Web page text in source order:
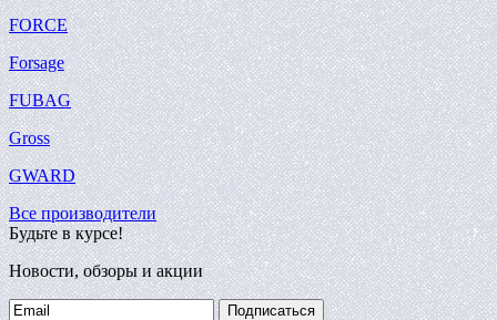
FORCE
Forsage
FUBAG
Gross
GWARD
Все производители
Будьте в курсе!
Новости, обзоры и акции
Подписаться